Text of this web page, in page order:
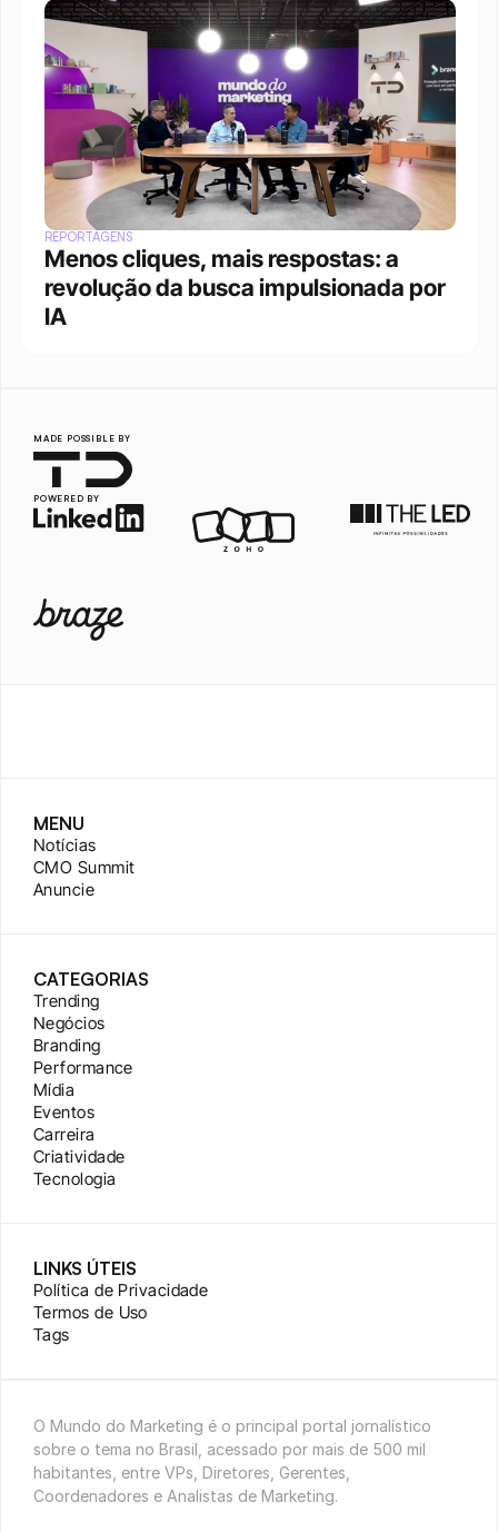
REPORTAGENS
Menos cliques, mais respostas: a
revolução da busca impulsionada por
IA
MADE POSSIBLE BY
POWERED BY
MENU
Notícias
CMO Summit
Anuncie
CATEGORIAS
Trending
Negócios
Branding
Performance
Mídia
Eventos
Carreira
Criatividade
Tecnologia
LINKS ÚTEIS
Política de Privacidade
Termos de Uso
Tags
O Mundo do Marketing é o principal portal jornalístico
sobre o tema no Brasil, acessado por mais de 500 mil
habitantes, entre VPs, Diretores, Gerentes,
Coordenadores e Analistas de Marketing.